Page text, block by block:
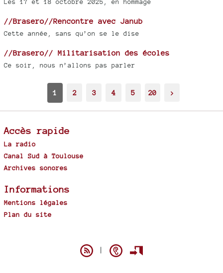
Les 17 et 18 octobre 2025, en hommage
//Brasero//Rencontre avec Janub
Cette année, sans qu’on se le dise
//Brasero// Militarisation des écoles
Ce soir, nous n’allons pas parler
1 2 3 4 5 20 >
Accès rapide
La radio
Canal Sud à Toulouse
Archives sonores
Informations
Mentions légales
Plan du site
|